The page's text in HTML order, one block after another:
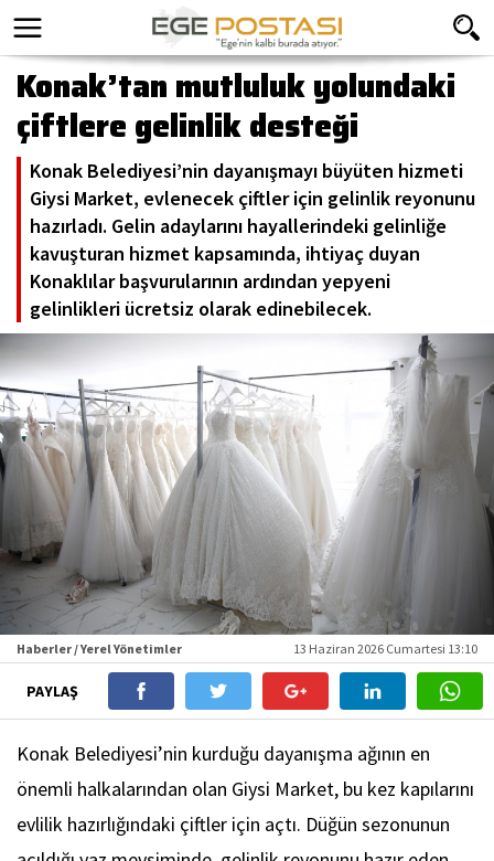
Konak’tan mutluluk yolundaki
çiftlere gelinlik desteği
Konak Belediyesi’nin dayanışmayı büyüten hizmeti
Giysi Market, evlenecek çiftler için gelinlik reyonunu
hazırladı. Gelin adaylarını hayallerindeki gelinliğe
kavuşturan hizmet kapsamında, ihtiyaç duyan
Konaklılar başvurularının ardından yepyeni
gelinlikleri ücretsiz olarak edinebilecek.
Haberler / Yerel Yönetimler 13 Haziran 2026 Cumartesi 13:10
PAYLAŞ
Konak Belediyesi’nin kurduğu dayanışma ağının en
önemli halkalarından olan Giysi Market, bu kez kapılarını
evlilik hazırlığındaki çiftler için açtı. Düğün sezonunun